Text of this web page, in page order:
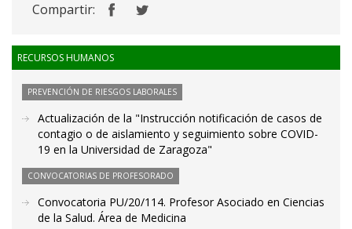
Compartir:
RECURSOS HUMANOS
PREVENCIÓN DE RIESGOS LABORALES
Actualización de la "Instrucción notificación de casos de
contagio o de aislamiento y seguimiento sobre COVID-
19 en la Universidad de Zaragoza"
CONVOCATORIAS DE PROFESORADO
Convocatoria PU/20/114. Profesor Asociado en Ciencias
de la Salud. Área de Medicina